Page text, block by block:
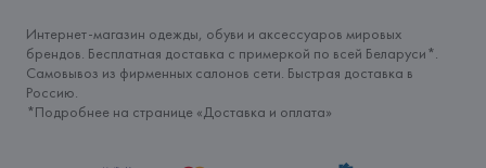
Интернет-магазин одежды, обуви и аксессуаров мировых
брендов. Бесплатная доставка с примеркой по всей Беларуси*.
Самовывоз из фирменных салонов сети. Быстрая доставка в
Россию.
*Подробнее на странице «Доставка и оплата»